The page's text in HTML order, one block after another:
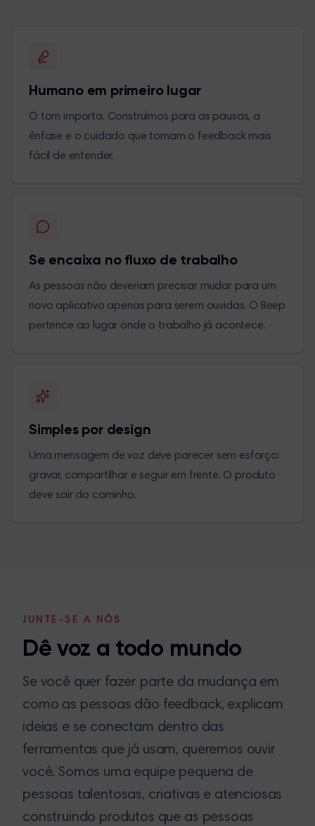
Humano em primeiro lugar
O tom importa. Construímos para as pausas, a
ênfase e o cuidado que tornam o feedback mais
fácil de entender.
Se encaixa no fluxo de trabalho
As pessoas não deveriam precisar mudar para um
novo aplicativo apenas para serem ouvidas. O Beep
pertence ao lugar onde o trabalho já acontece.
Simples por design
Uma mensagem de voz deve parecer sem esforço:
gravar, compartilhar e seguir em frente. O produto
deve sair do caminho.
JUNTE-SE A NÓS
Dê voz a todo mundo
Se você quer fazer parte da mudança em
como as pessoas dão feedback, explicam
ideias e se conectam dentro das
ferramentas que já usam, queremos ouvir
você. Somos uma equipe pequena de
pessoas talentosas, criativas e atenciosas
construindo produtos que as pessoas